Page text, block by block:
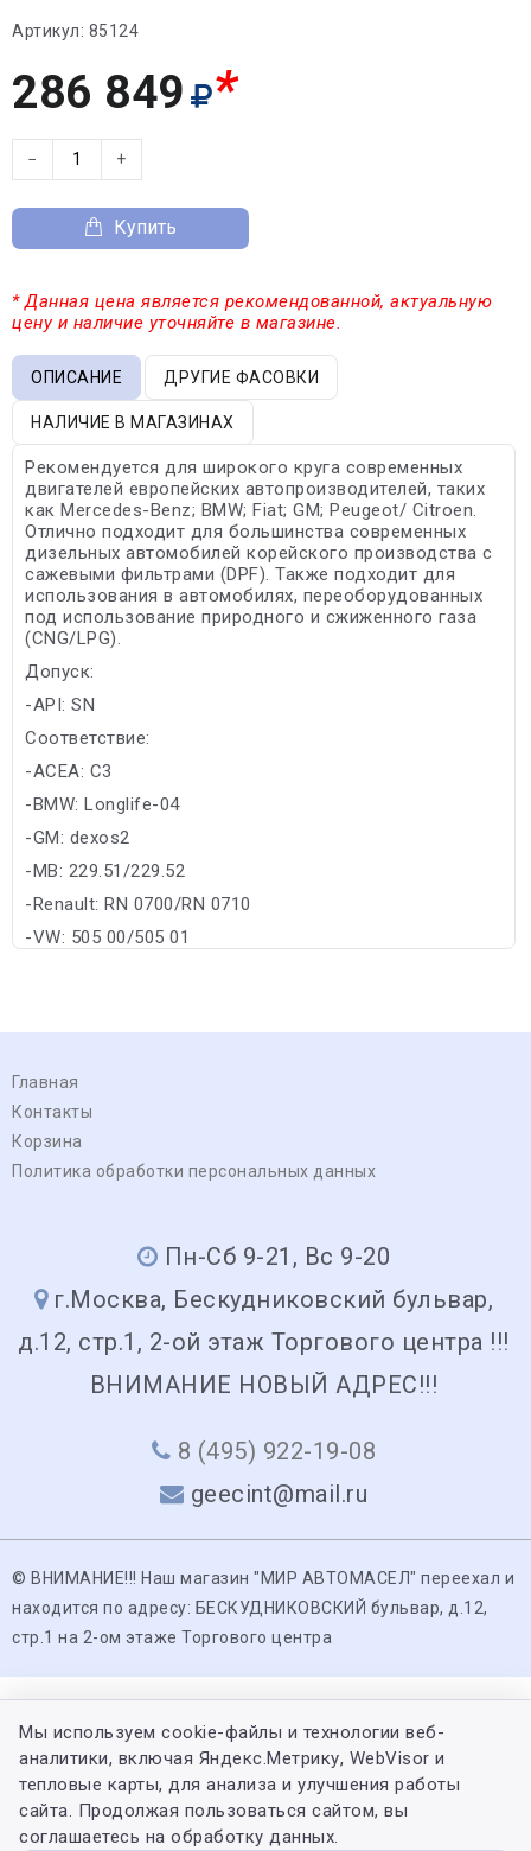
Артикул: 85124
286 849 *
− +
Купить
* Данная цена является рекомендованной, актуальную
цену и наличие уточняйте в магазине.
ОПИСАНИЕ ДРУГИЕ ФАСОВКИ
НАЛИЧИЕ В МАГАЗИНАХ
Рекомендуется для широкого круга современных
двигателей европейских автопроизводителей, таких
как Mercedes-Benz; BMW; Fiat; GM; Peugeot/ Citroen.
Отлично подходит для большинства современных
дизельных автомобилей корейского производства с
сажевыми фильтрами (DPF). Также подходит для
использования в автомобилях, переоборудованных
под использование природного и сжиженного газа
(CNG/LPG).
Допуск:
-API: SN
Соответствие:
-ACEA: C3
-BMW: Longlife-04
-GM: dexos2
-MB: 229.51/229.52
-Renault: RN 0700/RN 0710
-VW: 505 00/505 01
Главная
Контакты
Корзина
Политика обработки персональных данных
Пн-Сб 9-21, Вс 9-20
г.Москва, Бескудниковский бульвар,
д.12, стр.1, 2-ой этаж Торгового центра !!!
ВНИМАНИЕ НОВЫЙ АДРЕС!!!
8 (495) 922-19-08
geecint@mail.ru
© ВНИМАНИЕ!!! Наш магазин "МИР АВТОМАСЕЛ" переехал и
находится по адресу: БЕСКУДНИКОВСКИЙ бульвар, д.12,
стр.1 на 2-ом этаже Торгового центра
Мы используем cookie-файлы и технологии веб-
аналитики, включая Яндекс.Метрику, WebVisor и
тепловые карты, для анализа и улучшения работы
сайта. Продолжая пользоваться сайтом, вы
соглашаетесь на обработку данных.